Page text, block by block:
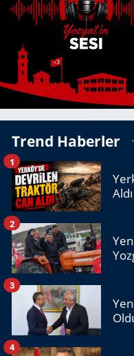
Trend Haberler
Aldı
1
2
3
4